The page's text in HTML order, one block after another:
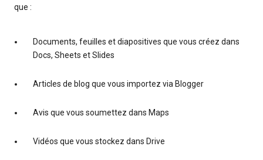
que :
Documents, feuilles et diapositives que vous créez dans
Docs, Sheets et Slides
Articles de blog que vous importez via Blogger
Avis que vous soumettez dans Maps
Vidéos que vous stockez dans Drive